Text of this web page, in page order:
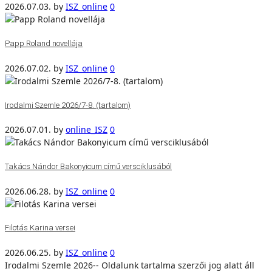
2026.07.03. by ISZ_online 0
Papp Roland novellája
2026.07.02. by ISZ_online 0
Irodalmi Szemle 2026/7-8. (tartalom)
2026.07.01. by online_ISZ 0
Takács Nándor Bakonyicum című versciklusából
2026.06.28. by ISZ_online 0
Filotás Karina versei
2026.06.25. by ISZ_online 0
Irodalmi Szemle 2026-- Oldalunk tartalma szerzői jog alatt áll